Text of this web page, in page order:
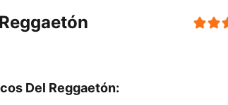
Del Reggaetón: